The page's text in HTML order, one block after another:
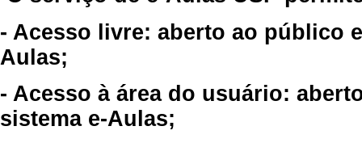
- Acesso livre: aberto ao público
Aulas;
- Acesso à área do usuário:
sistema e-Aulas;